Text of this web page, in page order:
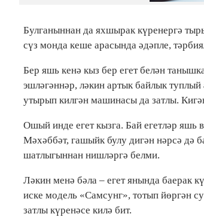
Булганыннан да яхшырак күренергә
сүз монда кеше арасында әдәпле,
Бер яшь кенә кыз бер егет белән
эшләгәннәр, ләкин артык байлык
утырып килгән машинасы да затлы.
Ошый инде егет кызга. Бай егетләр яшь
Мәхәббәт, гашыйк булу дигән нәрсә дә
шатлыгыннан нишләргә белми.
Ләкин менә бәла – егет янында баерак
иске модель «Самсунг», тотып йөргән
затлы күренәсе килә бит.